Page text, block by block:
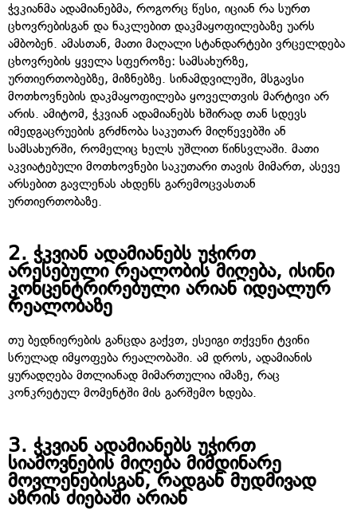
ჭვკიანმა ადამიანებმა, როგორც წესი, იციან რა სურთ
ცხოვრებისგან და ნაკლებით დაკმაყოფილებაზე უარს
ამბობენ. ამასთან, მათი მაღალი სტანდარტები ვრცელდება
ცხოვრების ყველა სფეროზე: სამსახურზე,
ურთიერთობებზე, მიზნებზე. სინამდვილეში, მსგავსი
მოთხოვნების დაკმაყოფილება ყოველთვის მარტივი არ
არის. ამიტომ, ჭკვიან ადამიანებს ხშირად თან სდევს
იმედგაცრუების გრძნობა საკუთარ მიღწევებში ან
სამსახურში, რომელიც ხელს უშლით წინსვლაში. მათი
აკვიატებული მოთხოვნები საკუთარი თავის მიმართ, ასევე
არსებით გავლენას ახდენს გარემოცვასთან
ურთიერთობაზე.
2. ჭკვიან ადამიანებს უჭირთ
არესებული რეალობის მიღება, ისინი
კონცენტრირებული არიან იდეალურ
რეალობაზე
თუ ბედნიერების განცდა გაქვთ, ესეიგი თქვენი ტვინი
სრულად იმყოფება რეალობაში. ამ დროს, ადამიანის
ყურადღება მთლიანად მიმართულია იმაზე, რაც
კონკრეტულ მომენტში მის გარშემო ხდება.
3. ჭკვიან ადამიანებს უჭირთ
სიამოვნების მიღება მიმდინარე
მოვლენებისგან, რადგან მუდმივად
აზრის ძიებაში არიან